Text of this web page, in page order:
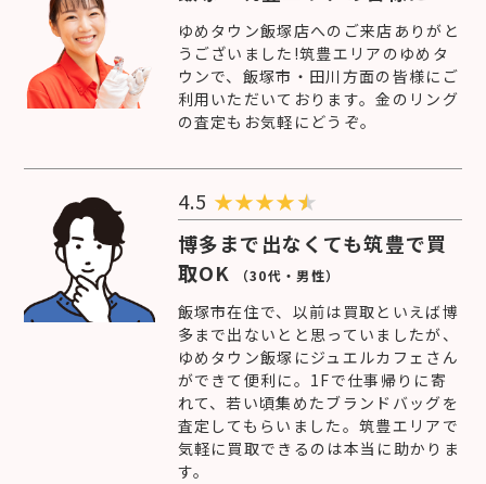
ゆめタウン飯塚店へのご来店ありがと
うございました!筑豊エリアのゆめタ
ウンで、飯塚市・田川方面の皆様にご
利用いただいております。金のリング
の査定もお気軽にどうぞ。
4.5 ★★★★
博多まで出なくても筑豊で買
取OK （30代・男性）
飯塚市在住で、以前は買取といえば博
多まで出ないとと思っていましたが、
ゆめタウン飯塚にジュエルカフェさん
ができて便利に。1Fで仕事帰りに寄
れて、若い頃集めたブランドバッグを
査定してもらいました。筑豊エリアで
気軽に買取できるのは本当に助かりま
す。